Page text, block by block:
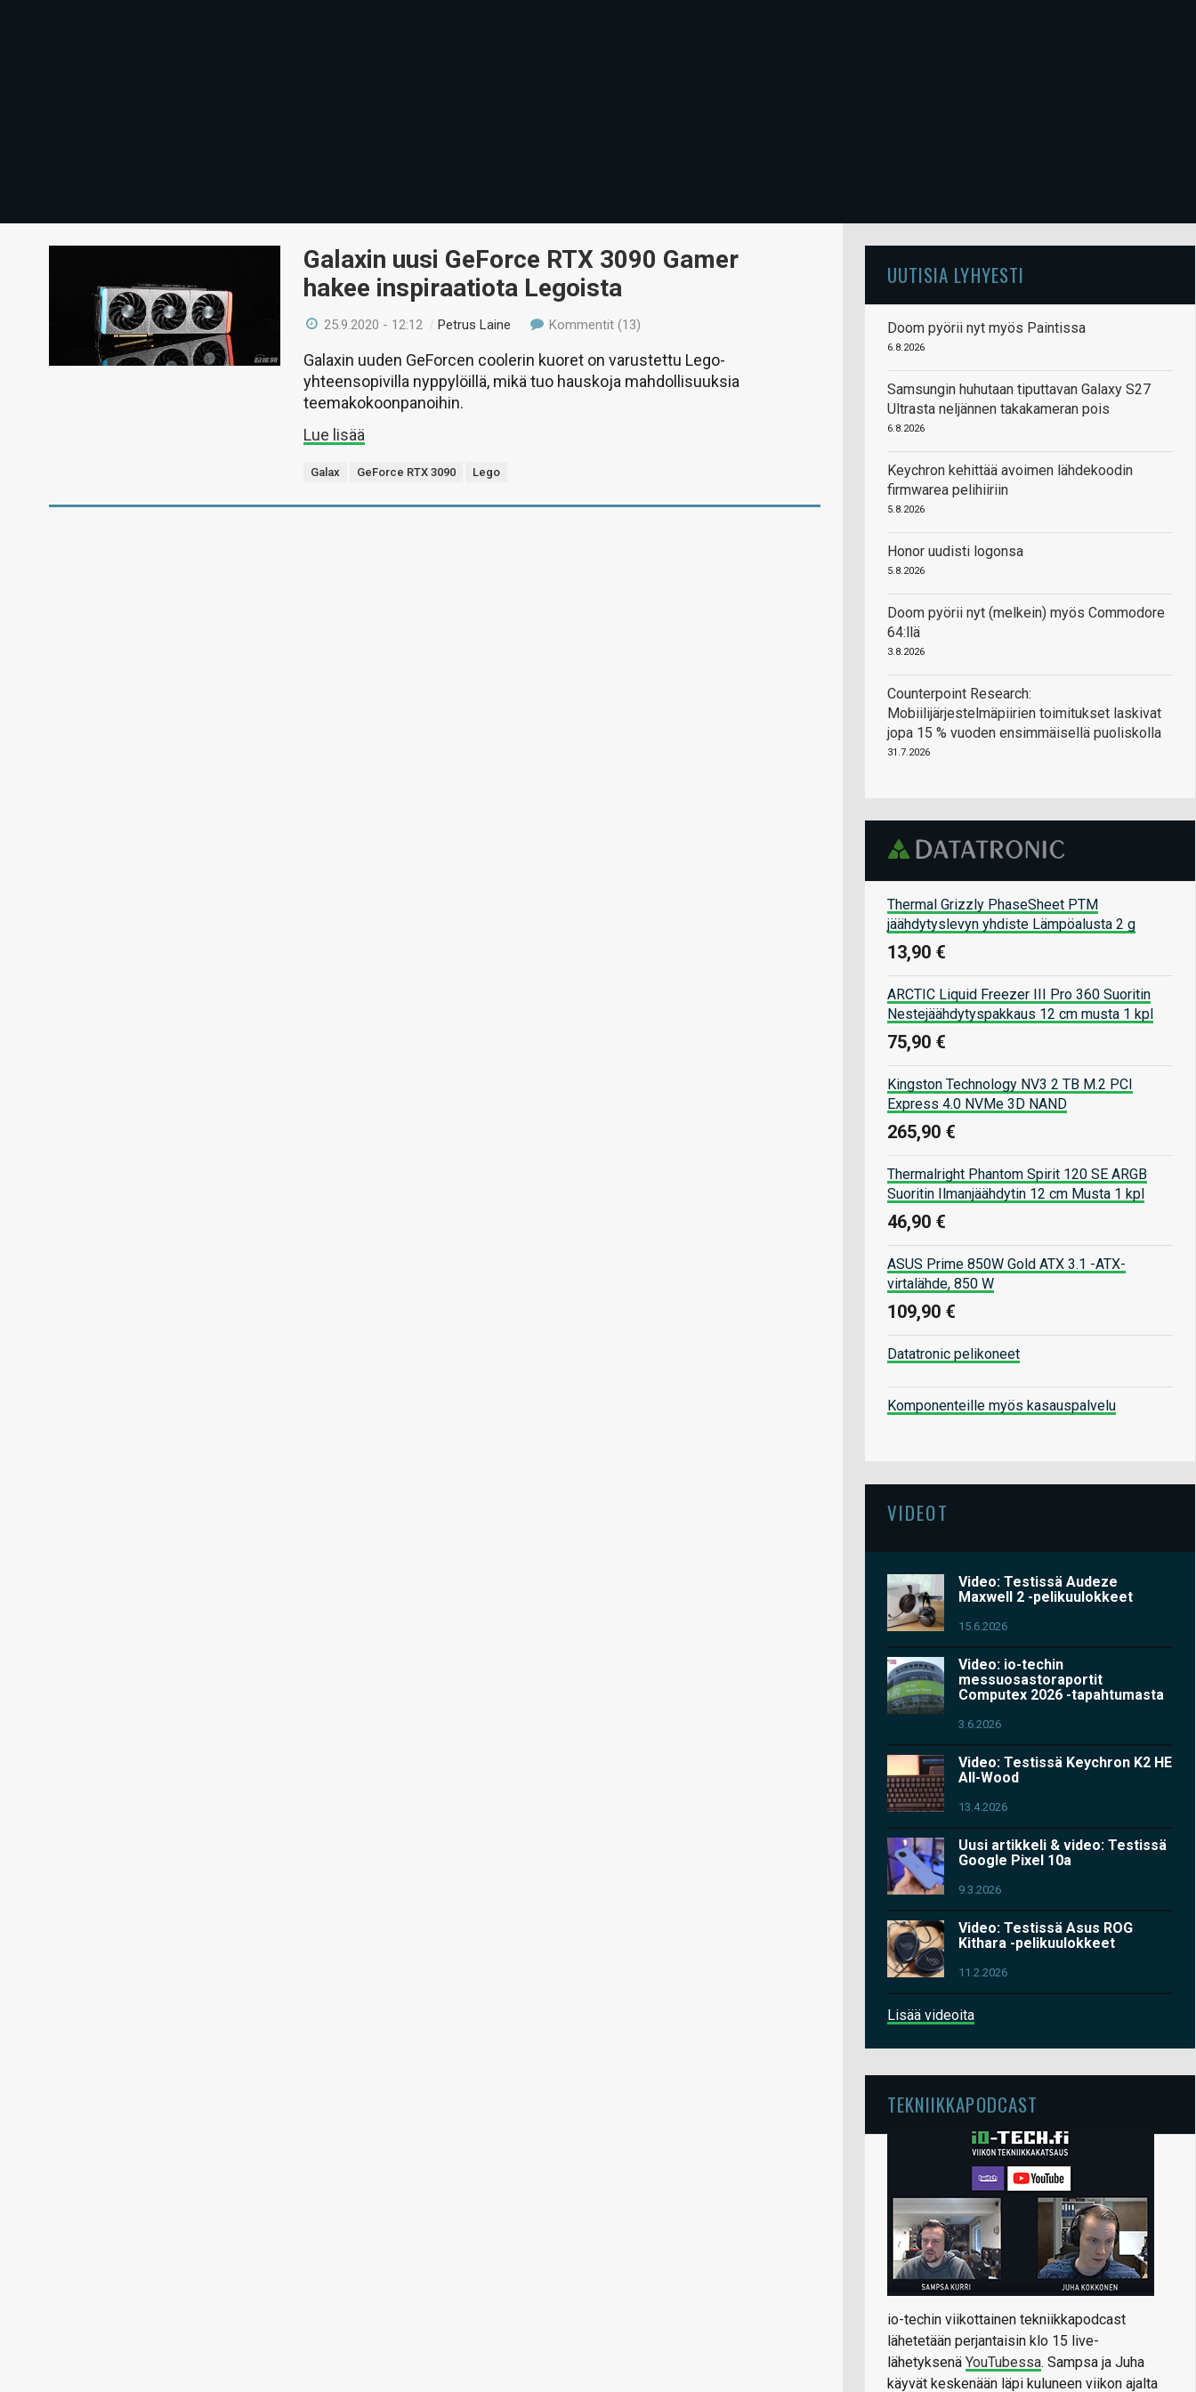
Galaxin uusi GeForce RTX 3090 Gamer
hakee inspiraatiota Legoista
25.9.2020 - 12:12 /Petrus Laine Kommentit (13)
Galaxin uuden GeForcen coolerin kuoret on varustettu Lego-
yhteensopivilla nyppylöillä, mikä tuo hauskoja mahdollisuuksia
teemakokoonpanoihin.
Lue lisää
Galax GeForce RTX 3090 Lego
UUTISIA LYHYESTI
Doom pyörii nyt myös Paintissa
6.8.2026
Samsungin huhutaan tiputtavan Galaxy S27
Ultrasta neljännen takakameran pois
6.8.2026
Keychron kehittää avoimen lähdekoodin
firmwarea pelihiiriin
5.8.2026
Honor uudisti logonsa
5.8.2026
Doom pyörii nyt (melkein) myös Commodore
64:llä
3.8.2026
Counterpoint Research:
Mobiilijärjestelmäpiirien toimitukset laskivat
jopa 15 % vuoden ensimmäisellä puoliskolla
31.7.2026
Thermal Grizzly PhaseSheet PTM
jäähdytyslevyn yhdiste Lämpöalusta 2 g
13,90 €
ARCTIC Liquid Freezer III Pro 360 Suoritin
Nestejäähdytyspakkaus 12 cm musta 1 kpl
75,90 €
Kingston Technology NV3 2 TB M.2 PCI
Express 4.0 NVMe 3D NAND
265,90 €
Thermalright Phantom Spirit 120 SE ARGB
Suoritin Ilmanjäähdytin 12 cm Musta 1 kpl
46,90 €
ASUS Prime 850W Gold ATX 3.1 -ATX-
virtalähde, 850 W
109,90 €
Datatronic pelikoneet
Komponenteille myös kasauspalvelu
VIDEOT
Video: Testissä Audeze
Maxwell 2 -pelikuulokkeet
15.6.2026
Video: io-techin
messuosastoraportit
Computex 2026 -tapahtumasta
3.6.2026
Video: Testissä Keychron K2 HE
All-Wood
13.4.2026
Uusi artikkeli & video: Testissä
Google Pixel 10a
9.3.2026
Video: Testissä Asus ROG
Kithara -pelikuulokkeet
11.2.2026
Lisää videoita
TEKNIIKKAPODCAST
io-techin viikottainen tekniikkapodcast
lähetetään perjantaisin klo 15 live-
lähetyksenä YouTubessa. Sampsa ja Juha
käyvät keskenään läpi kuluneen viikon ajalta